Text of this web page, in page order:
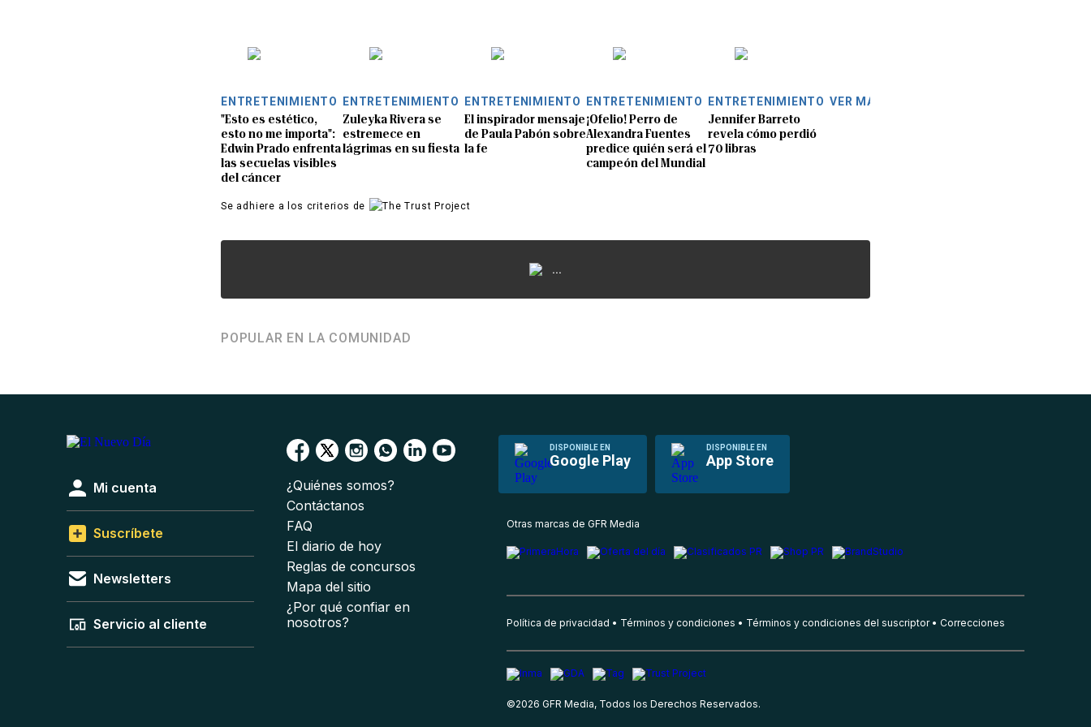
ENTRETENIMIENTO
"Esto es estético,
esto no me importa":
Edwin Prado enfrenta
las secuelas visibles
del cáncer
ENTRETENIMIENTO
Zuleyka Rivera se
estremece en
lágrimas en su fiesta
ENTRETENIMIENTO
El inspirador mensaje
de Paula Pabón sobre
la fe
ENTRETENIMIENTO
¡Ofelio! Perro de
Alexandra Fuentes
predice quién será el
campeón del Mundial
ENTRETENIMIENTO
Jennifer Barreto
revela cómo perdió
70 libras
VER MÁS
Se adhiere a los criterios de
...
POPULAR EN LA COMUNIDAD
DISPONIBLE EN
Google Play
DISPONIBLE EN
App Store
Mi cuenta
Suscríbete
Newsletters
Servicio al cliente
¿Quiénes somos?
Contáctanos
FAQ
El diario de hoy
Reglas de concursos
Mapa del sitio
¿Por qué confiar en
nosotros?
Otras marcas de GFR Media
Política de privacidad Términos y condiciones Términos y condiciones del suscriptor Correcciones
©2026 GFR Media, Todos los Derechos Reservados.